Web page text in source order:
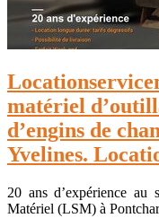
matériel
d’engins de
Yvelines.
20 ans d’expérience au
Matériel (LSM) à